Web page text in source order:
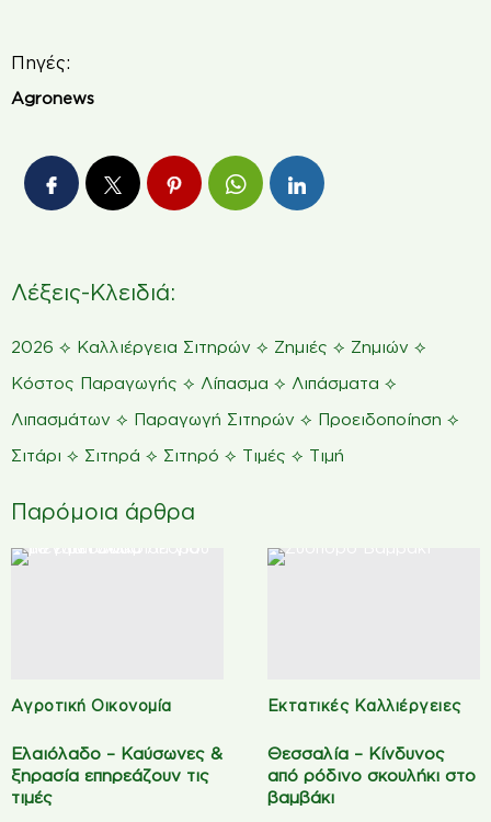
Πηγές:
Agronews
Λέξεις-Κλειδιά:
2026 ⟡ Kαλλιέργεια Σιτηρών ⟡ Ζημιές ⟡ Ζημιών ⟡
Κόστος Παραγωγής ⟡ Λίπασμα ⟡ Λιπάσματα ⟡
Λιπασμάτων ⟡ Παραγωγή Σιτηρών ⟡ Προειδοποίηση ⟡
Σιτάρι ⟡ Σιτηρά ⟡ Σιτηρό ⟡ Τιμές ⟡ Τιμή
Παρόμοια άρθρα
Αγροτική Οικονομία
Ελαιόλαδο – Καύσωνες &
ξηρασία επηρεάζουν τις
τιμές
Εκτατικές Καλλιέργειες
Θεσσαλία – Κίνδυνος
από ρόδινο σκουλήκι στο
βαμβάκι